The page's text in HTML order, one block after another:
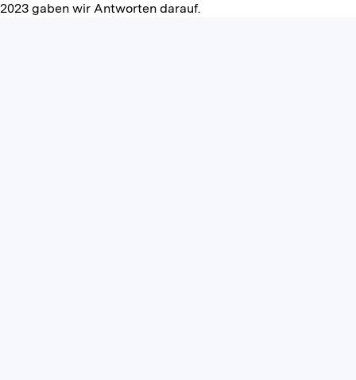
2023 gaben wir Antworten darauf.